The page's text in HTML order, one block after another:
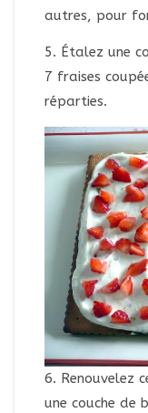
autres, pour
5. Étalez une
7 fraises
réparties.
6. Renouvelez
une couche de